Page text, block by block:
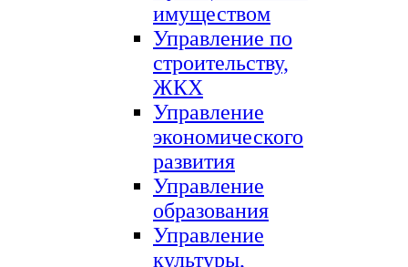
имуществом
Управление по
строительству,
ЖКХ
Управление
экономического
развития
Управление
образования
Управление
культуры,